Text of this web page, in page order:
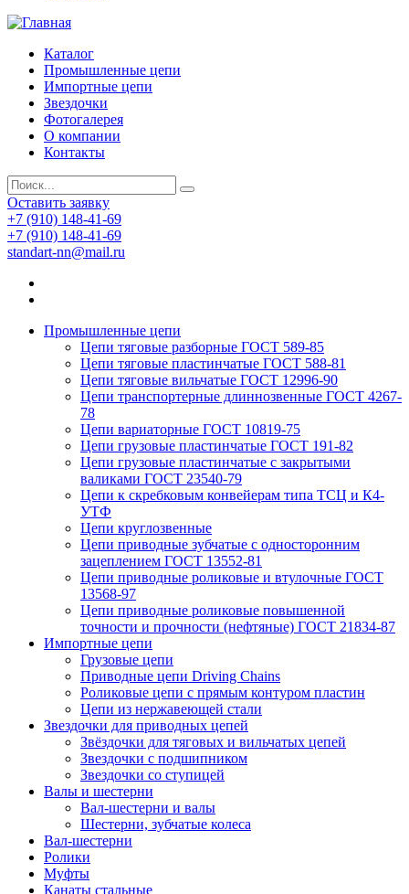
Каталог
Промышленные цепи
Импортные цепи
Звездочки
Фотогалерея
О компании
Контакты
Оставить заявку
+7 (910) 148-41-69
+7 (910) 148-41-69
standart-nn@mail.ru
Промышленные цепи
Цепи тяговые разборные ГОСТ 589-85
Цепи тяговые пластинчатые ГОСТ 588-81
Цепи тяговые вильчатые ГОСТ 12996-90
Цепи транспортерные длиннозвенные ГОСТ 4267-
78
Цепи вариаторные ГОСТ 10819-75
Цепи грузовые пластинчатые ГОСТ 191-82
Цепи грузовые пластинчатые с закрытыми
валиками ГОСТ 23540-79
Цепи к скребковым конвейерам типа ТСЦ и К4-
УТФ
Цепи круглозвенные
Цепи приводные зубчатые с односторонним
зацеплением ГОСТ 13552-81
Цепи приводные роликовые и втулочные ГОСТ
13568-97
Цепи приводные роликовые повышенной
точности и прочности (нефтяные) ГОСТ 21834-87
Импортные цепи
Грузовые цепи
Приводные цепи Driving Chains
Роликовые цепи с прямым контуром пластин
Цепи из нержавеющей стали
Звездочки для приводных цепей
Звёздочки для тяговых и вильчатых цепей
Звездочки с подшипником
Звездочки со ступицей
Валы и шестерни
Вал-шестерни и валы
Шестерни, зубчатые колеса
Вал-шестерни
Ролики
Муфты
Канаты стальные